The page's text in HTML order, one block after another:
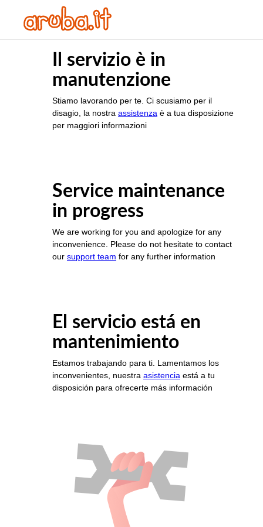
Il servizio è in
manutenzione
Stiamo lavorando per te. Ci scusiamo per il
disagio, la nostra assistenza è a tua disposizione
per maggiori informazioni
Service maintenance
in progress
We are working for you and apologize for any
inconvenience. Please do not hesitate to contact
our support team for any further information
El servicio está en
mantenimiento
Estamos trabajando para ti. Lamentamos los
inconvenientes, nuestra asistencia está a tu
disposición para ofrecerte más información